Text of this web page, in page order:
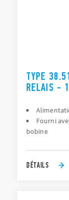
TYPE
RELAIS -
Fourni
bobine
DÉTAILS